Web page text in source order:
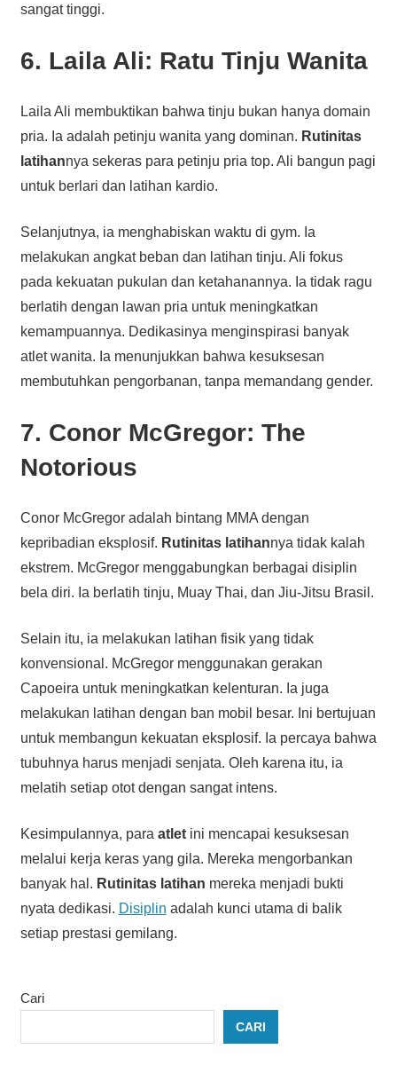
sangat tinggi.
6. Laila Ali: Ratu Tinju Wanita
Laila Ali membuktikan bahwa tinju bukan hanya domain
pria. Ia adalah petinju wanita yang dominan. Rutinitas
latihannya sekeras para petinju pria top. Ali bangun pagi
untuk berlari dan latihan kardio.
Selanjutnya, ia menghabiskan waktu di gym. Ia
melakukan angkat beban dan latihan tinju. Ali fokus
pada kekuatan pukulan dan ketahanannya. Ia tidak ragu
berlatih dengan lawan pria untuk meningkatkan
kemampuannya. Dedikasinya menginspirasi banyak
atlet wanita. Ia menunjukkan bahwa kesuksesan
membutuhkan pengorbanan, tanpa memandang gender.
7. Conor McGregor: The
Notorious
Conor McGregor adalah bintang MMA dengan
kepribadian eksplosif. Rutinitas latihannya tidak kalah
ekstrem. McGregor menggabungkan berbagai disiplin
bela diri. Ia berlatih tinju, Muay Thai, dan Jiu-Jitsu Brasil.
Selain itu, ia melakukan latihan fisik yang tidak
konvensional. McGregor menggunakan gerakan
Capoeira untuk meningkatkan kelenturan. Ia juga
melakukan latihan dengan ban mobil besar. Ini bertujuan
untuk membangun kekuatan eksplosif. Ia percaya bahwa
tubuhnya harus menjadi senjata. Oleh karena itu, ia
melatih setiap otot dengan sangat intens.
Kesimpulannya, para atletini mencapai kesuksesan
melalui kerja keras yang gila. Mereka mengorbankan
banyak hal. Rutinitas latihan mereka menjadi bukti
nyata dedikasi. Disiplin adalah kunci utama di balik
setiap prestasi gemilang.
Cari
CARI